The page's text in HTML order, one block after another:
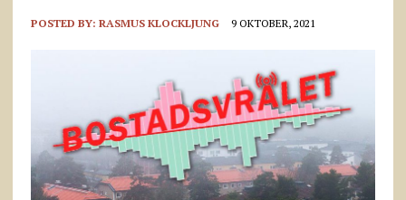
POSTED BY: RASMUS KLOCKLJUNG 9 OKTOBER, 2021